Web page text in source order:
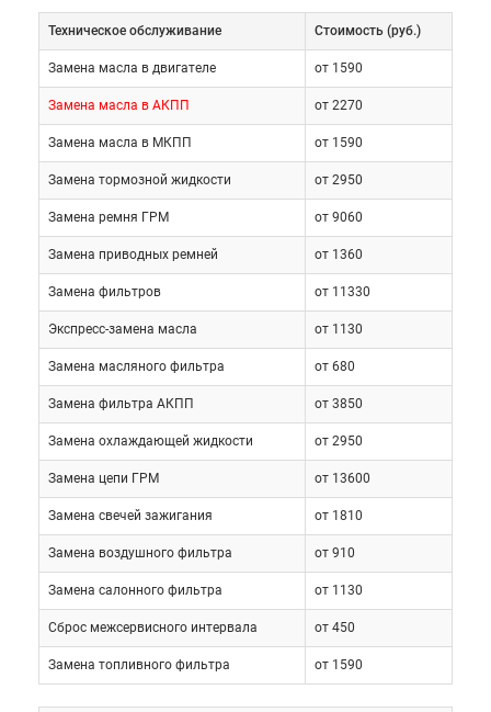
учитывая его статус.
Поэтому регулярное плановое обслуживание
Lexus LX 470 в специализированном сервисе
которого позволяет владельцу намного более
дешево эксплуатировать машину в течение
максимально длительного периода времени.
Сервисное обслуживание Лексус ЛХ 470 включает
в себя регулярную замену всех необходимых
расходных материалов, регулировку и настройку
основных узлов и агрегатов. Кроме этого, в
Техническое обслуживание Cтоимость (руб.)
Замена масла в двигателе от 1590
Замена масла в АКПП от 2270
Замена масла в МКПП от 1590
Замена тормозной жидкости от 2950
Замена ремня ГРМ от 9060
Замена приводных ремней от 1360
Замена фильтров от 11330
Экспресс-замена масла от 1130
Замена масляного фильтра от 680
Замена фильтра АКПП от 3850
Замена охлаждающей жидкости от 2950
Замена цепи ГРМ от 13600
Замена свечей зажигания от 1810
Замена воздушного фильтра от 910
Замена салонного фильтра от 1130
Сброс межсервисного интервала от 450
Замена топливного фильтра от 1590